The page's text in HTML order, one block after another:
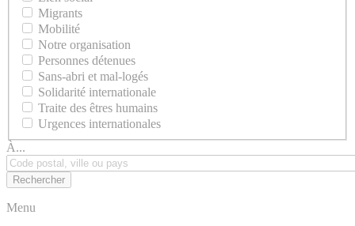
Migrants
Mobilité
Notre organisation
Personnes détenues
Sans-abri et mal-logés
Solidarité internationale
Traite des êtres humains
Urgences internationales
À...
Menu